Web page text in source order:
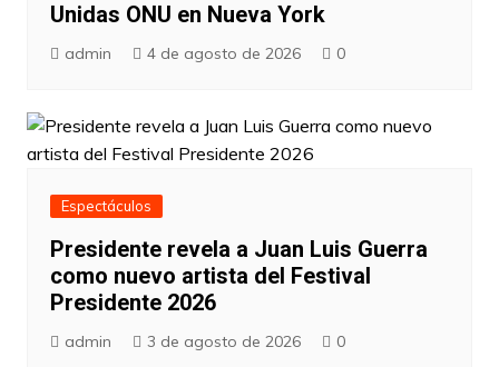
Unidas ONU en Nueva York
admin 4 de agosto de 2026 0
Espectáculos
Presidente revela a Juan Luis Guerra
como nuevo artista del Festival
Presidente 2026
admin 3 de agosto de 2026 0